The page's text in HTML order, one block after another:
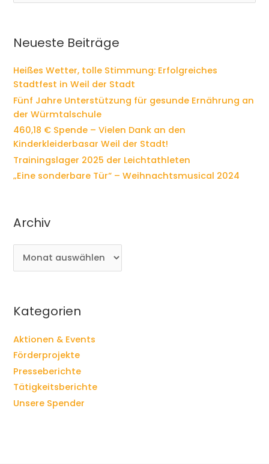
c
n
a
c
h
:
Neueste Beiträge
Heißes Wetter, tolle Stimmung: Erfolgreiches
Stadtfest in Weil der Stadt
Fünf Jahre Unterstützung für gesunde Ernährung an
der Würmtalschule
460,18 € Spende – Vielen Dank an den
Kinderkleiderbasar Weil der Stadt!
Trainingslager 2025 der Leichtathleten
„Eine sonderbare Tür“ – Weihnachtsmusical 2024
Archiv
i
vKategorien
Aktionen & Events
Förderprojekte
Presseberichte
Tätigkeitsberichte
Unsere Spender